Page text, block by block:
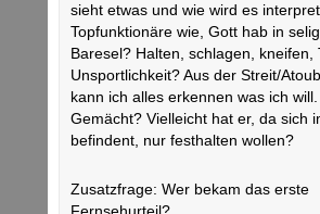
sieht etwas und wie wird es
Topfunktionäre wie, Gott hab in
Baresel? Halten, schlagen, kneifen,
Unsportlichkeit? Aus der Streit/
kann ich alles erkennen was ich
Gemächt? Vielleicht hat er, da sich
befindent, nur festhalten wollen?
Zusatzfrage: Wer bekam das erste